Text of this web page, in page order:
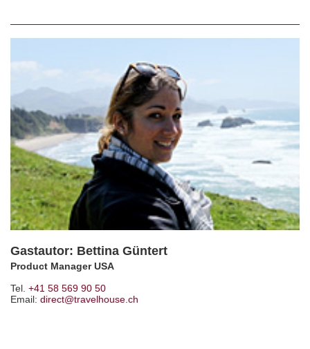
Gastautor: Bettina Güntert
Product Manager USA
Tel. +41 58 569 90 50
Email: direct@travelhouse.ch